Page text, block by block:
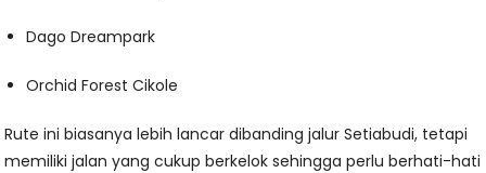
Dago Dreampark
Orchid Forest Cikole
Rute ini biasanya lebih lancar dibanding jalur Setiabudi, tetapi
memiliki jalan yang cukup berkelok sehingga perlu berhati-hati